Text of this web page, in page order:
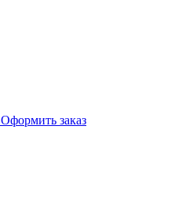
Оформить заказ